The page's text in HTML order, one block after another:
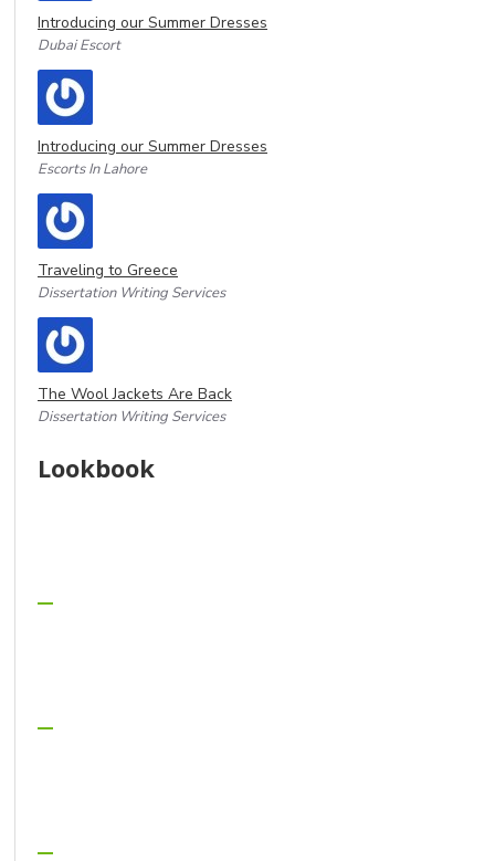
Introducing our Summer Dresses
Dubai Escort
Introducing our Summer Dresses
Escorts In Lahore
Traveling to Greece
Dissertation Writing Services
The Wool Jackets Are Back
Dissertation Writing Services
Lookbook